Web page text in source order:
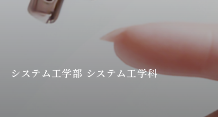
システム工学部 システム工学科